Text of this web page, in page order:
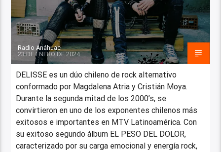
Radio Anáhuac
23 DE ENERO DE 2024
DELISSE es un dúo chileno de rock alternativo
conformado por Magdalena Atria y Cristián Moya.
Durante la segunda mitad de los 2000’s, se
convirtieron en uno de los exponentes chilenos más
exitosos e importantes en MTV Latinoamérica. Con
su exitoso segundo álbum EL PESO DEL DOLOR,
caracterizado por su carga emocional y energía rock,